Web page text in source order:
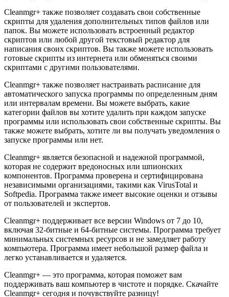
Cleanmgr+ также позволяет создавать свои собственные
скрипты для удаления дополнительных типов файлов или
папок. Вы можете использовать встроенный редактор
скриптов или любой другой текстовый редактор для
написания своих скриптов. Вы также можете использовать
готовые скрипты из интернета или обменяться своими
скриптами с другими пользователями.
Cleanmgr+ также позволяет настраивать расписание для
автоматического запуска программы по определенным дням
или интервалам времени. Вы можете выбрать, какие
категории файлов вы хотите удалить при каждом запуске
программы или использовать свои собственные скрипты. Вы
также можете выбрать, хотите ли вы получать уведомления о
запуске программы или нет.
Cleanmgr+ является безопасной и надежной программой,
которая не содержит вредоносных или шпионских
компонентов. Программа проверена и сертифицирована
независимыми организациями, такими как VirusTotal и
Softpedia. Программа также имеет высокие оценки и отзывы
от пользователей и экспертов.
Cleanmgr+ поддерживает все версии Windows от 7 до 10,
включая 32-битные и 64-битные системы. Программа требует
минимальных системных ресурсов и не замедляет работу
компьютера. Программа имеет небольшой размер файла и
легко устанавливается и удаляется.
Cleanmgr+ — это программа, которая поможет вам
поддерживать ваш компьютер в чистоте и порядке. Скачайте
Cleanmgr+ сегодня и почувствуйте разницу!